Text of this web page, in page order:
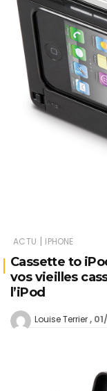
ACTU | IPHONE
Cassette to
vos vieilles
l’iPod
Louise Terrier